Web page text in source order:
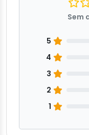
Sem
5
4
3
2
1